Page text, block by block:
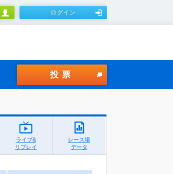
ログイン
投票
ライブ&
リプレイ
レース場
データ